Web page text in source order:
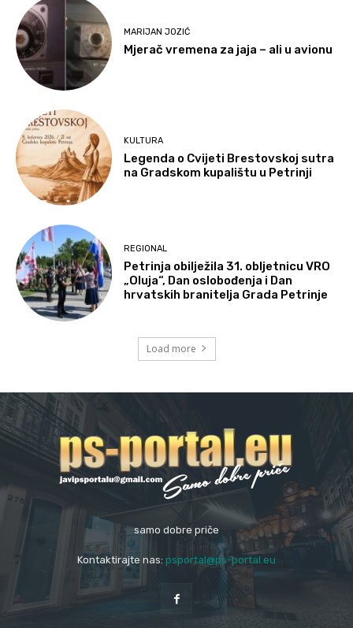
MARIJAN JOZIĆ
Mjerač vremena za jaja – ali u avionu
KULTURA
Legenda o Cvijeti Brestovskoj sutra
na Gradskom kupalištu u Petrinji
REGIONAL
Petrinja obilježila 31. obljetnicu VRO
„Oluja“, Dan oslobođenja i Dan
hrvatskih branitelja Grada Petrinje
Load more
samo dobre priče
Kontaktirajte nas: psportal@ps-portal.eu